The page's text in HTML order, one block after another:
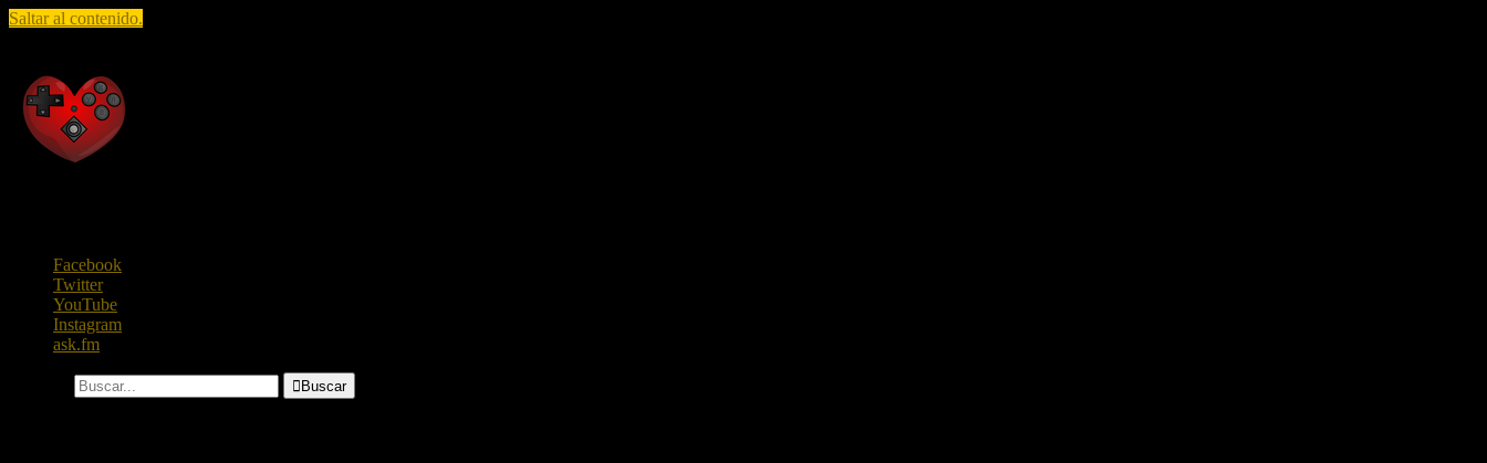
Saltar al contenido.
Facebook
Twitter
YouTube
Instagram
ask.fm
 Buscar